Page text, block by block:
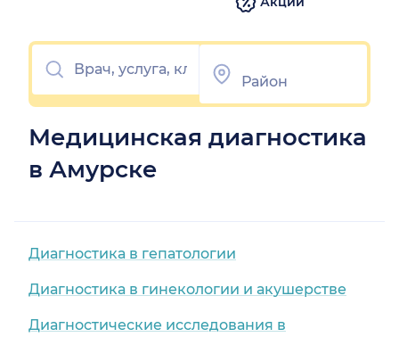
Медицинская диагностика
в Амурске
Диагностика в гепатологии
Диагностика в гинекологии и акушерстве
Диагностические исследования в